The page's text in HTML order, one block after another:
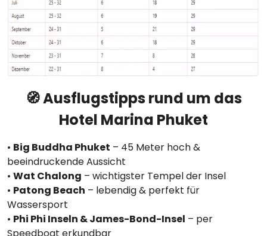
🧭 Ausflugstipps rund um das
Hotel Marina Phuket
• Big Buddha Phuket – 45 Meter hoch &
beeindruckende Aussicht
• Wat Chalong – wichtigster Tempel der Insel
• Patong Beach – lebendig & perfekt für
Wassersport
• Phi Phi Inseln & James-Bond-Insel – per